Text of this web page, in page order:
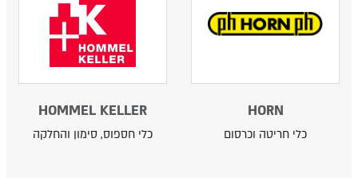
HOMMEL KELLER
כלי חספוס, סימון והחלקה
HORN
כלי חריטה וכרסום